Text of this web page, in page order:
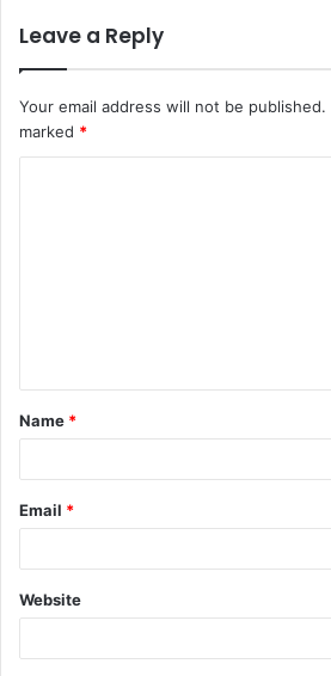
Leave a Reply
Your email address will not be published.
marked *
t
*
Name *
Email *
Website